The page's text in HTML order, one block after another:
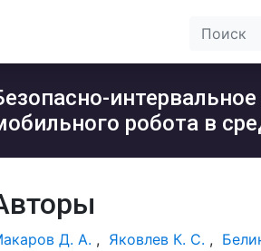
робота в
Д. А. , Яковлев К. С. ,